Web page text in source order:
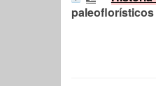
paleoflorísticos